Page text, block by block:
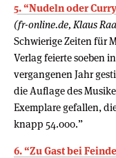
5. “Nudeln oder
(fr-online.de, Klaus
Schwierige Zeiten für
Verlag feierte soeben
vergangenen Jahr
die Auflage des
Exemplare gefallen,
knapp 54.000.”
6. “Zu Gast bei